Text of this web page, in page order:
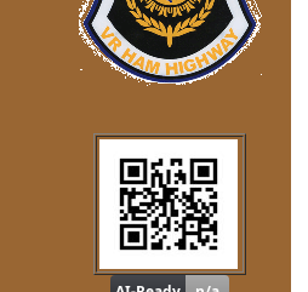
โปรแกรมดูดวงจีน2ภาษา
windows mobile
โปรแกรมดวงจีน
"รู้หนึ่ง-รู้หมด"
ดูดวง,หาฤกษ์ด้วยตนเอง